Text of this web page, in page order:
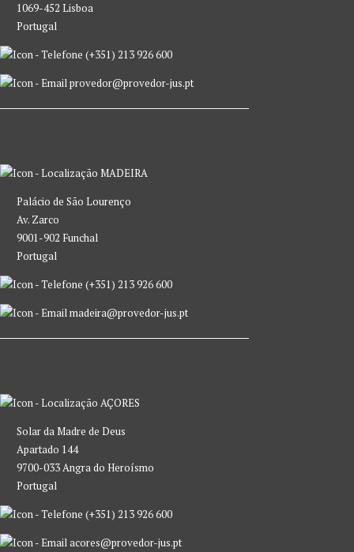
1069-452 Lisboa
Portugal
(+351) 213 926 600
provedor@provedor-jus.pt
MADEIRA
Palácio de São Lourenço
Av. Zarco
9001-902 Funchal
Portugal
(+351) 213 926 600
madeira@provedor-jus.pt
AÇORES
Solar da Madre de Deus
Apartado 144
9700-033 Angra do Heroísmo
Portugal
(+351) 213 926 600
acores@provedor-jus.pt